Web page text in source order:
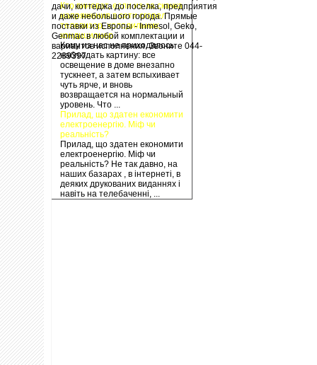
дачи, коттеджа до поселка, предприятия
и даже небольшого города. Прямые
поставки из Европы - Inmesol, Geko,
Genmac в любой комплектации и
вариантов исполнения. Звоните 044-
2289397
Кто виноват, если из-за скачка
напряжения в сети сгорел
телевизор, холодильник,
кондиционер
Кому из нас не приходилось
наблюдать картину: все
освещение в доме внезапно
тускнеет, а затем вспыхивает
чуть ярче, и вновь
возвращается на нормальный
уровень. Что ...
Прилад, що здатен економити
електроенергію. Міф чи
реальність?
Прилад, що здатен економити
електроенергію. Міф чи
реальність? Не так давно, на
наших базарах , в інтернеті, в
деяких друкованих виданнях і
навіть на телебаченні, ...